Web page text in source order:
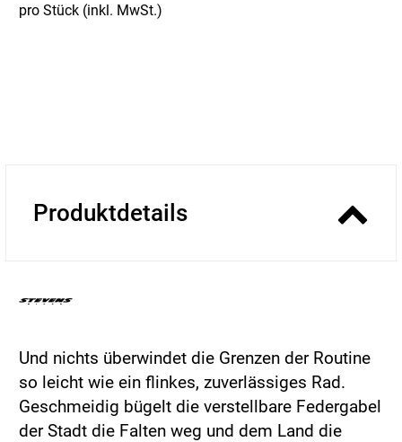
pro Stück (inkl. MwSt.)
Produktdetails
Und nichts überwindet die Grenzen der Routine
so leicht wie ein flinkes, zuverlässiges Rad.
Geschmeidig bügelt die verstellbare Federgabel
der Stadt die Falten weg und dem Land die